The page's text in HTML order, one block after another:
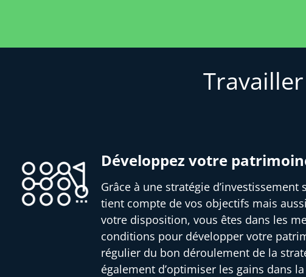
Développez votre
Grâce à une stratégie d’investissement
tient compte de vos objectifs mais
votre disposition, vous êtes dans les
conditions pour développer votre
régulier du bon déroulement de la
également d’optimiser les gains dans